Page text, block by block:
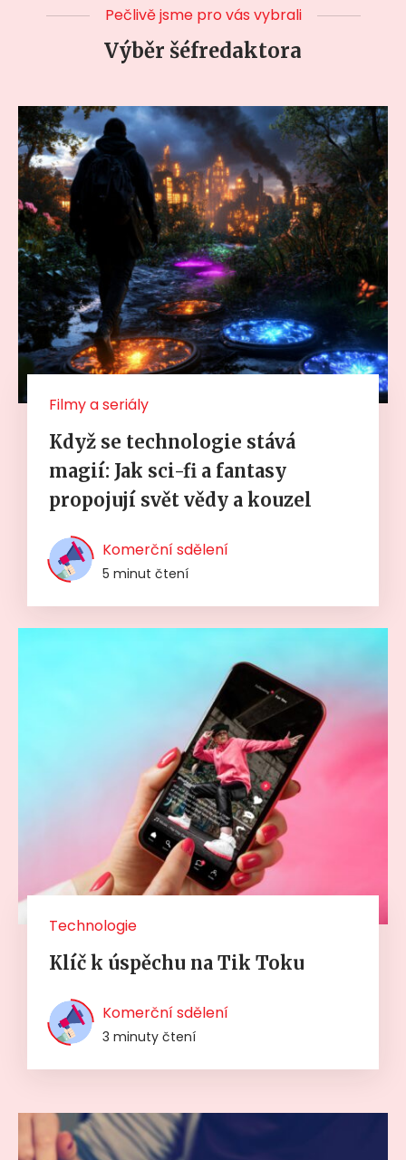
Pečlivě jsme pro vás vybrali
Výběr šéfredaktora
Filmy a seriály
Když se technologie stává
magií: Jak sci-fi a fantasy
propojují svět vědy a kouzel
Komerční sdělení
5 minut čtení
Technologie
Klíč k úspěchu na Tik Toku
Komerční sdělení
3 minuty čtení